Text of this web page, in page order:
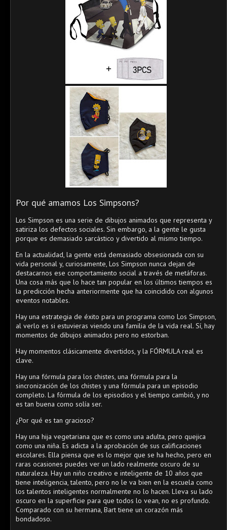
Por qué amamos Los Simpsons?
Los Simpson es una serie de dibujos animados que representa y
satiriza los defectos sociales. Sin embargo, a la gente le gusta
porque es demasiado sarcástico y divertido al mismo tiempo.
En la actualidad, la gente está demasiado obsesionada con su
vida personal y, curiosamente, Los Simpson nunca dejan de
destacarnos ese comportamiento social a través de metáforas.
Una cosa más que lo hace tan popular en los últimos tiempos es
la predicción hecha anteriormente que ha coincidido con algunos
eventos notables.
Hay una estrategia de éxito para un programa como Los Simpson,
al verlo es si estuvieras viendo una familia de la vida real. Sí, hay
momentos de dibujos animados pero no estorban.
Hay momentos clásicamente divertidos, y la FÓRMULA real es
clave.
Hay una fórmula para los chistes, una fórmula para la
sincronización de los chistes y una fórmula para un episodio
completo. La fórmula de los episodios y el tiempo cambió, y no
es tan buena como solía ser.
¿Por qué es tan gracioso?
Hay una hija vegetariana que es como una adulta, pero quejica
como una niña. Es adicta a la aprobación de sus calificaciones
escolares. Ella piensa que es lo mejor que se ha hecho, pero en
raras ocasiones puedes ver un lado realmente oscuro de su
naturaleza. Hay un niño creativo e inteligente de 10 años que
tiene inteligencia, talento, pero no le va bien en la escuela como
los talentos inteligentes normalmente no lo hacen. Lleva su lado
oscuro en la superficie para que todos lo vean, no es profundo.
Comparado con su hermana, Bart tiene un corazón más
bondadoso.